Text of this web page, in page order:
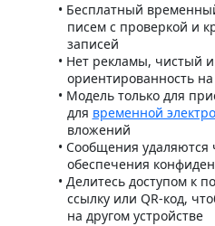
Бесплатный
писем с проверкой и
записей
Нет рекламы, чистый
ориентированность на
Модель только для
для временной
вложений
Сообщения удаляются
обеспечения
Делитесь доступом к
ссылку или QR-код,
на другом устройстве